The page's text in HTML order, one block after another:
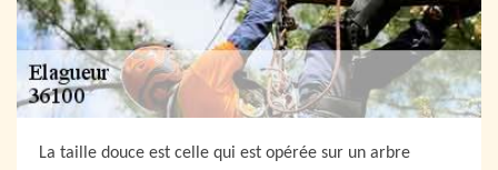
La taille douce est celle qui est opérée sur un arbre